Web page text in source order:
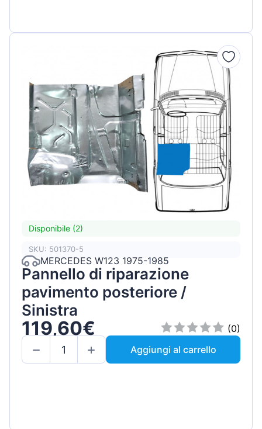
Disponibile (2)
SKU: 501370-5
MERCEDES W123 1975-1985
Pannello di riparazione
pavimento posteriore /
Sinistra
119,60€
(0)
Aggiungi al carrello